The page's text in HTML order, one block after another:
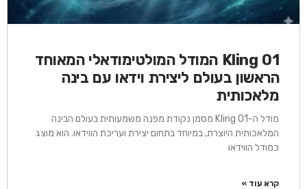
Kling O1 המודל המולטימודאלי המאוחד
הראשון בעולם ליצירת וידאו עם בינה
מלאכותית
מודל ה-Kling O1 מסמן נקודת מפנה משמעותית בעולם הבינה
המלאכותית היוצרת, במיוחד בתחום יצירת ועריכת הווידאו. הוא מוצג
כמודל הווידאו
קרא עוד »